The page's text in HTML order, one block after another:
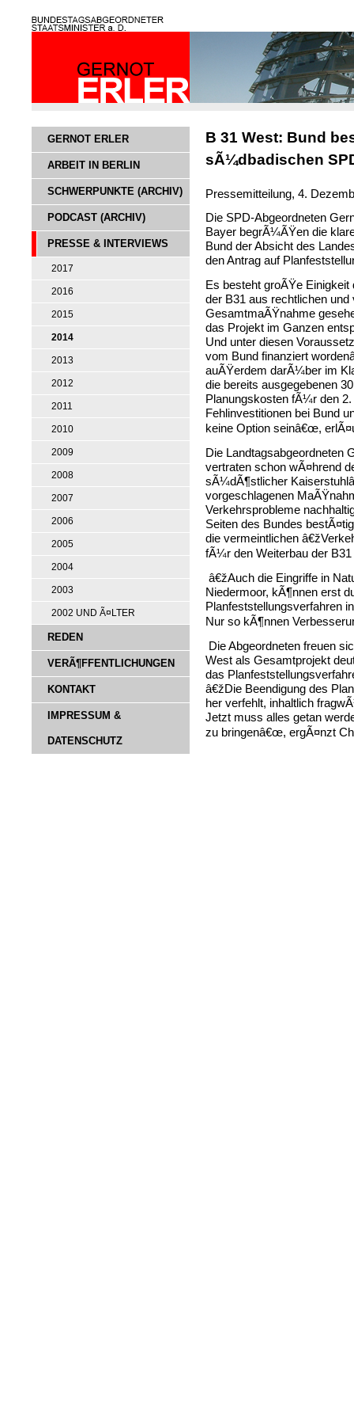
GERNOT ERLER
ARBEIT IN BERLIN
SCHWERPUNKTE (ARCHIV)
PODCAST (ARCHIV)
PRESSE & INTERVIEWS
2017
2016
2015
2014
2013
2012
2011
2010
2009
2008
2007
2006
2005
2004
2003
2002 UND Ã¤LTER
REDEN
VERÃ¶FFENTLICHUNGEN
KONTAKT
IMPRESSUM &
DATENSCHUTZ
B 31 West: Bund
sÃ¼dbadischen
Pressemitteilung, 4.
Die SPD-Abgeordneten
Bayer begrÃ¼ÃŸen die
Bund der Absicht des
den Antrag auf
Es besteht groÃŸe
der B31 aus rechtlichen
GesamtmaÃŸnahme
das Projekt im Ganzen
Und unter diesen
vom Bund finanziert
auÃŸerdem darÃ¼ber im
die bereits ausgegebenen
Planungskosten fÃ¼r den
Fehlinvestitionen bei Bund
keine Option seinâ€œ,
Die Landtagsabgeordneten
vertraten schon wÃ¤hrend
sÃ¼dÃ¶stlicher
vorgeschlagenen
Verkehrsprobleme
Seiten des Bundes
die vermeintlichen
fÃ¼r den Weiterbau der
â€žAuch die Eingriffe in
Niedermoor, kÃ¶nnen erst
Planfeststellungsverfahren
Nur so kÃ¶nnen
Die Abgeordneten freuen
West als Gesamtprojekt
das
â€žDie Beendigung des
her verfehlt, inhaltlich
Jetzt muss alles getan
zu bringenâ€œ, ergÃ¤nzt